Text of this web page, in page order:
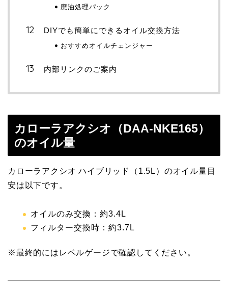
廃油処理パック
DIYでも簡単にできるオイル交換方法
おすすめオイルチェンジャー
内部リンクのご案内
カローラアクシオ（DAA-NKE165）
のオイル量
カローラアクシオ ハイブリッド（1.5L）のオイル量目
安は以下です。
オイルのみ交換：約3.4L
フィルター交換時：約3.7L
※最終的にはレベルゲージで確認してください。